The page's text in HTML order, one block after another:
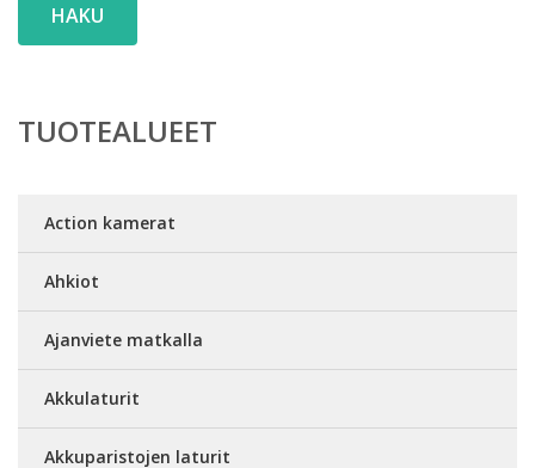
HAKU
TUOTEALUEET
Action kamerat
Ahkiot
Ajanviete matkalla
Akkulaturit
Akkuparistojen laturit